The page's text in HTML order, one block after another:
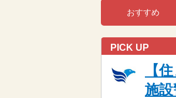
おすすめ
PICK UP
【
施設